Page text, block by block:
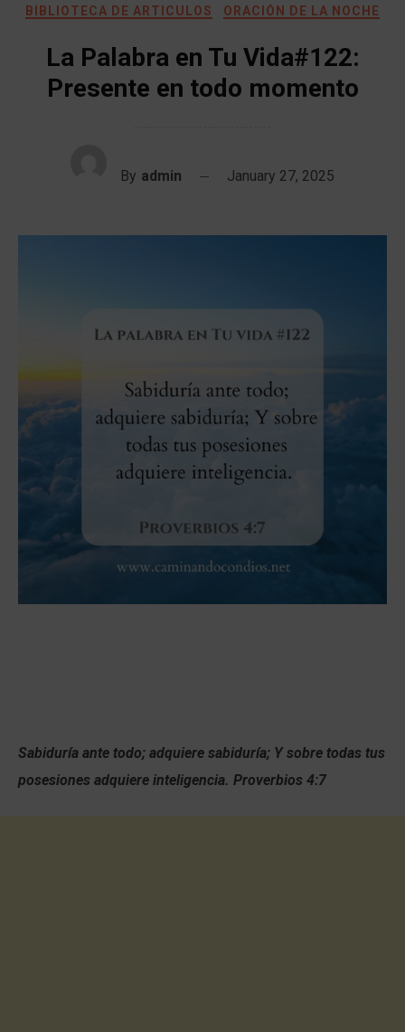
BIBLIOTECA DE ARTICULOS ORACIÓN DE LA NOCHE
La Palabra en Tu Vida#122:
Presente en todo momento
By admin January 27, 2025
Sabiduría ante todo; adquiere sabiduría; Y sobre todas tus
posesiones adquiere inteligencia. Proverbios 4:7